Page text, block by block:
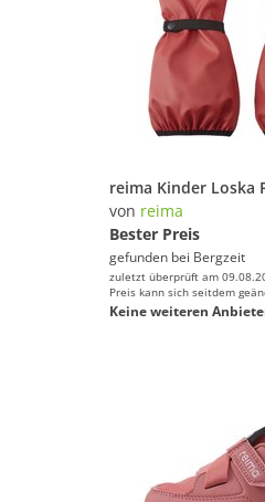
von reima
Bester Preis
gefunden bei Bergzeit
zuletzt überprüft am
Preis kann sich seitdem
Keine weiteren